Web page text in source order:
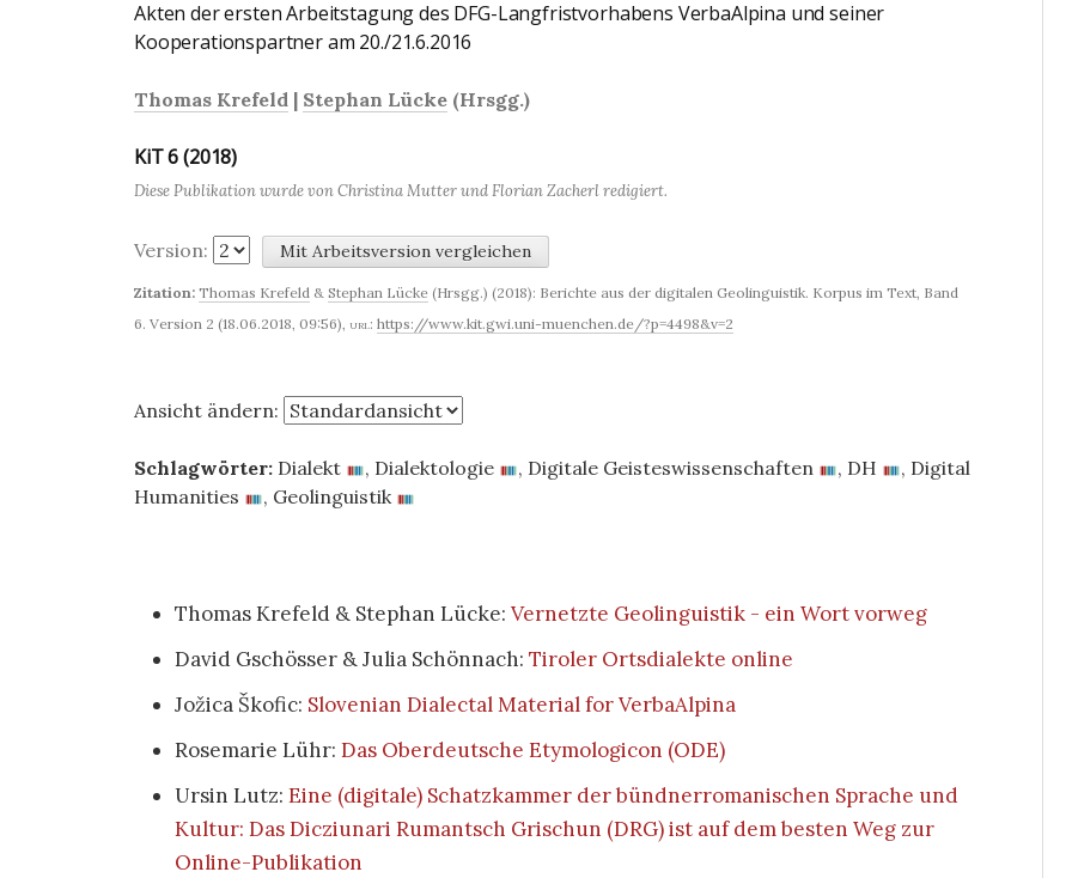
Akten der ersten Arbeitstagung des DFG-Langfristvorhabens VerbaAlpina und seiner
Kooperationspartner am 20./21.6.2016
Thomas Krefeld | Stephan Lücke (Hrsgg.)
KiT 6 (2018)
Diese Publikation wurde von Christina Mutter und Florian Zacherl redigiert.
Version:
Zitation: Thomas Krefeld & Stephan Lücke (Hrsgg.) (2018): Berichte aus der digitalen Geolinguistik. Korpus im Text, Band
6. Version 2 (18.06.2018, 09:56), url: https://www.kit.gwi.uni-muenchen.de/?p=4498&v=2
Ansicht ändern:
Schlagwörter: Dialekt , Dialektologie , Digitale Geisteswissenschaften , DH , Digital
Humanities
, Geolinguistik
Thomas Krefeld & Stephan Lücke: Vernetzte Geolinguistik - ein Wort vorweg
David Gschösser & Julia Schönnach: Tiroler Ortsdialekte online
Jožica Škofic: Slovenian Dialectal Material for VerbaAlpina
Rosemarie Lühr: Das Oberdeutsche Etymologicon (ODE)
Ursin Lutz: Eine (digitale) Schatzkammer der bündnerromanischen Sprache und
Kultur: Das Dicziunari Rumantsch Grischun (DRG) ist auf dem besten Weg zur
Online-Publikation